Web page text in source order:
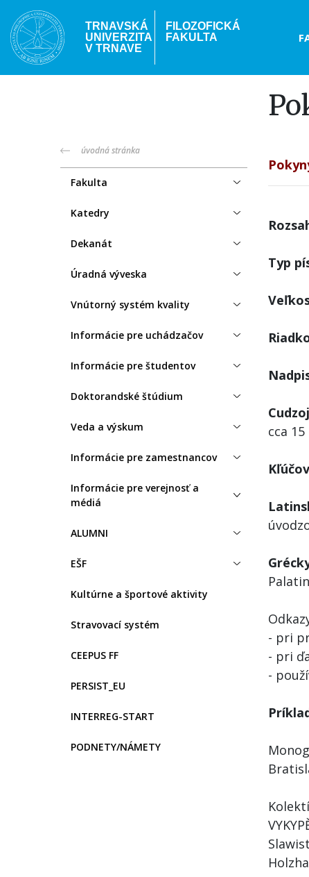
Skočiť
na
hlavný
obsah
TRNAVSKÁ
UNIVERZITA
V TRNAVE
FILOZOFICKÁ
FAKULTA
truni-
menu
úvodná stránka
Fakulta
Katedry
Dekanát
Úradná výveska
Vnútorný systém kvality
Informácie pre uchádzačov
Informácie pre študentov
Doktorandské štúdium
Veda a výskum
Informácie pre zamestnancov
Informácie pre verejnosť a
médiá
ALUMNI
EŠF
Kultúrne a športové aktivity
Stravovací systém
CEEPUS FF
PERSIST_EU
INTERREG-START
PODNETY/NÁMETY
Typ
cca
- pri
- pri
-